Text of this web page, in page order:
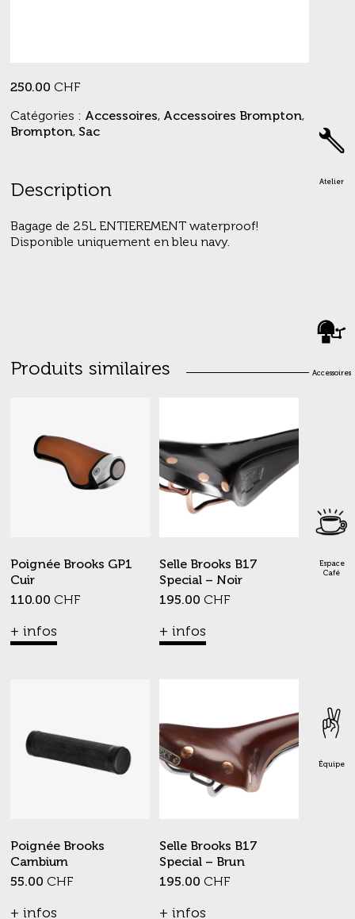
Atelier
Accessoires
Espace
Café
Équipe
250.00 CHF
Catégories : Accessoires, Accessoires Brompton,
Brompton, Sac
Description
Bagage de 25L ENTIEREMENT waterproof!
Disponible uniquement en bleu navy.
Produits similaires
Poignée Brooks GP1
Cuir
110.00 CHF
+ infos
Selle Brooks B17
Special – Noir
195.00CHF
+ infos
Poignée Brooks
Cambium
55.00 CHF
+ infos
Selle Brooks B17
Special – Brun
195.00CHF
+ infos